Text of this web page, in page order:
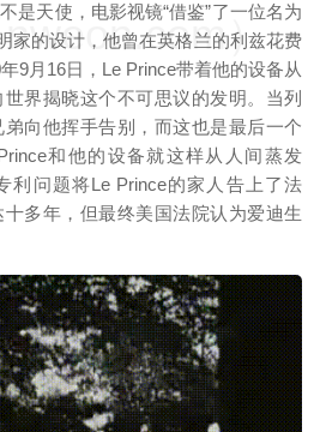
是天使，电影视镜“借鉴”了一位名为
家的设计，他曾在英格兰的利兹花费
9月16日，Le Prince带着他的设备从
界揭晓这个不可思议的发明。当列
向他挥手告别，而这也是最后一个
和他的设备就这样从人间蒸发
利问题将Le Prince的家人告上了法
多年，但最终美国法院认为爱迪生
）
）